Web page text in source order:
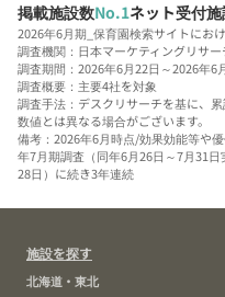
掲載施設数No.1ネット受付
2026年6月期_保育園検索サイトにお
調査機関：日本マーケティングリサ
調査期間：2026年6月22日～2026年6
調査概要：主要4社を対象
調査手法：デスクリサーチを基に、
数値とは異なる場合がございます。
備考：2026年6月時点/効果効能等や
年7月期調査（同年6月26日～7月31
28日）に続き3年連続
施設を探す
北海道・東北